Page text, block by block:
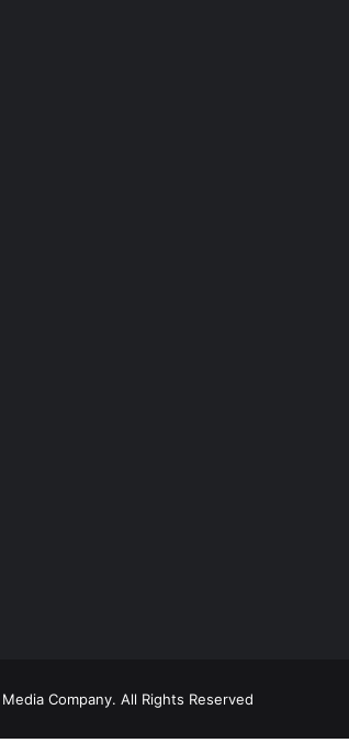
Company. All Rights Reserved